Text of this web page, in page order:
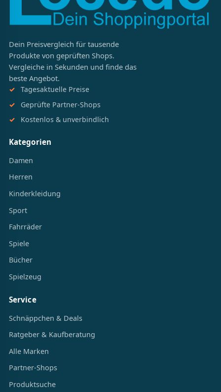
Dein Preisvergleich für tausende
Produkte von geprüften Shops.
Vergleiche in Sekunden und finde das
beste Angebot.
Tagesaktuelle Preise
Geprüfte Partner-Shops
Kostenlos & unverbindlich
Kategorien
Damen
Herren
Kinderkleidung
Sport
Fahrräder
Spiele
Bücher
Spielzeug
Service
Schnäppchen & Deals
Ratgeber & Kaufberatung
Alle Marken
Partner-Shops
Produktsuche